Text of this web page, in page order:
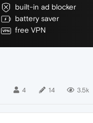
built-in ad blocker
battery saver
free VPN
4 14 3.5k